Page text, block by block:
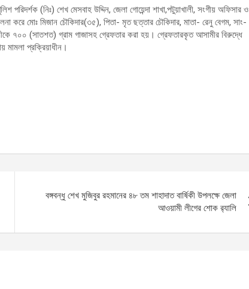
পরিদর্শক (নিঃ) শেখ মেসবাহ উদ্দিন, জেলা গোয়েন্দা শাখা,পটুয়াখালী, সংগীয় অফিসার ও
করে মোঃ মিজান চৌকিদার(৩৫), পিতা- মৃত ছত্তার চৌকিদার, মাতা- রেনু বেগম, সাং-
৭০০ (সাতশত) গ্রাম গাজাসহ গ্রেফতার করা হয়। গ্রেফতারকৃত আসামীর বিরুদ্ধে
মামলা প্রক্রিয়াধীন।
বঙ্গবন্ধু শেখ মুজিবুর রহমানের ৪৮ তম শাহাদাত বার্ষিকী উপলক্ষে জেলা
আওয়ামী লীগের শোক র‌্যালি